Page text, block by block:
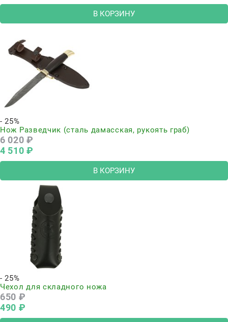
В КОРЗИНУ
- 25%
Нож Разведчик (сталь дамасская, рукоять граб)
6 020 ₽
4 510 ₽
В КОРЗИНУ
- 25%
Чехол для складного ножа
650 ₽
490 ₽